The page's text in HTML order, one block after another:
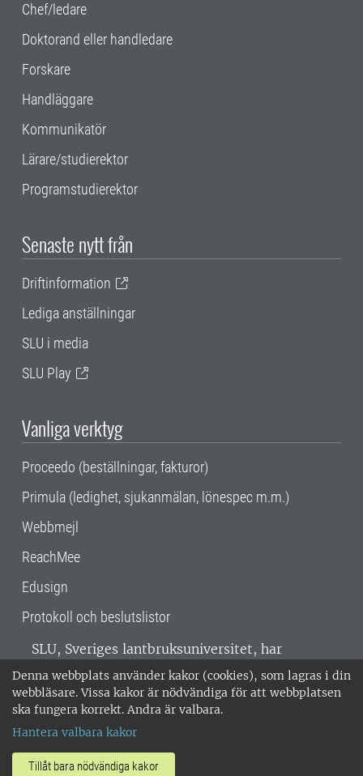
Denna webbplats använder kakor (cookies), som lagras i din
webbläsare. Vissa kakor är nödvändiga för att webbplatsen
ska fungera korrekt. Andra är valbara.
Hantera valbara kakor
Tillåt bara nödvändiga kakor
Chef/ledare
Doktorand eller handledare
Forskare
Handläggare
Kommunikatör
Lärare/studierektor
Programstudierektor
Senaste nytt från
Driftinformation
Lediga anställningar
SLU i media
SLU Play
Vanliga verktyg
Proceedo (beställningar, fakturor)
Primula (ledighet, sjukanmälan, lönespec m.m.)
Webbmejl
ReachMee
Edusign
Protokoll och beslutslistor
SLU, Sveriges lantbruksuniversitet, har
verksamhet över hela Sverige. Huvudorter är
Alnarp, Uppsala och Umeå.SLU är
miljöcertifierat enligt ISO 14001. •
018-67 10 00 • Org nr: 202100-2817 •
Om SLU:s webbplatser